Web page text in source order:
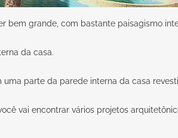
bem grande, com bastante paisagismo
da casa.
parte da parede interna da casa
vai encontrar vários projetos